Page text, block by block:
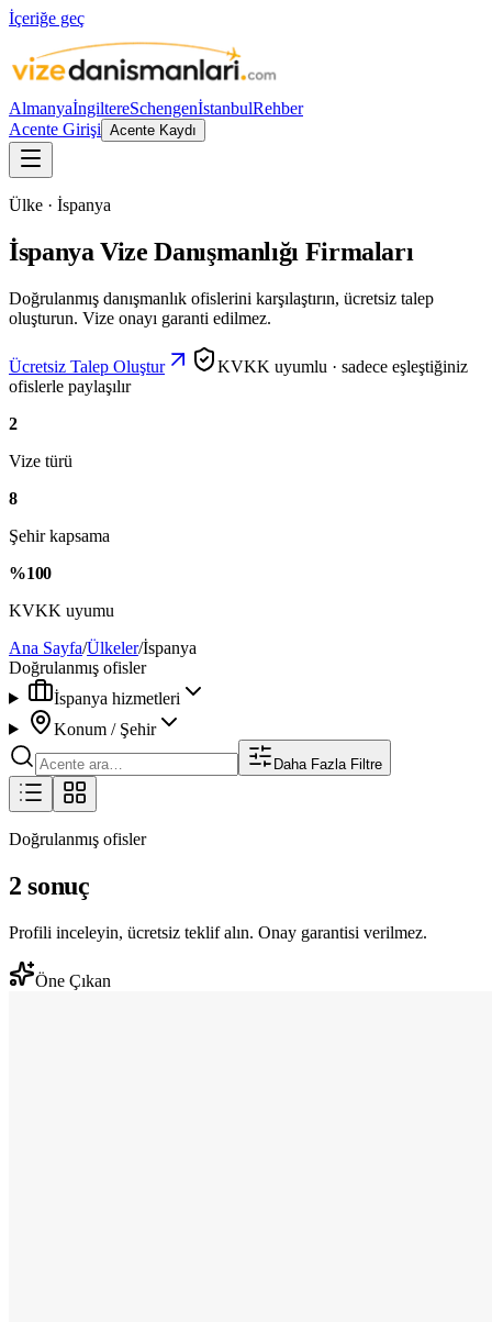
İçeriğe geç
AlmanyaİngiltereSchengenİstanbulRehber
Acente Girişi Acente Kaydı
Ülke · İspanya
İspanya Vize Danışmanlığı Firmaları
Doğrulanmış danışmanlık ofislerini karşılaştırın, ücretsiz talep
oluşturun. Vize onayı garanti edilmez.
Ücretsiz Talep Oluştur
KVKK uyumlu · sadece eşleştiğiniz
ofislerle paylaşılır
2
Vize türü
8
Şehir kapsama
%100
KVKK uyumu
Ana Sayfa/Ülkeler/İspanya
Doğrulanmış ofisler
İspanya hizmetleri
Konum / Şehir
Daha Fazla Filtre
Doğrulanmış ofisler
2 sonuç
Profili inceleyin, ücretsiz teklif alın. Onay garantisi verilmez.
Öne Çıkan